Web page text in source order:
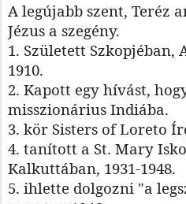
A legújabb szent, Teréz
Jézus a szegény.
1. Született Szkopjéban,
1910.
2. Kapott egy hívást,
misszionárius Indiába.
3. kör Sisters of Loreto
4. tanított a St. Mary
Kalkuttában, 1931-1948.
5. ihlette dolgozni "a